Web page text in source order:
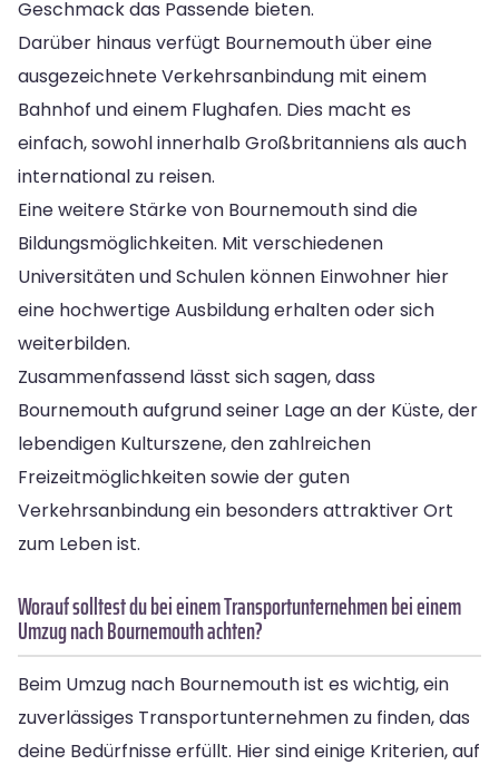
Geschmack das Passende bieten.
Darüber hinaus verfügt Bournemouth über eine
ausgezeichnete Verkehrsanbindung mit einem
Bahnhof und einem Flughafen. Dies macht es
einfach, sowohl innerhalb Großbritanniens als auch
international zu reisen.
Eine weitere Stärke von Bournemouth sind die
Bildungsmöglichkeiten. Mit verschiedenen
Universitäten und Schulen können Einwohner hier
eine hochwertige Ausbildung erhalten oder sich
weiterbilden.
Zusammenfassend lässt sich sagen, dass
Bournemouth aufgrund seiner Lage an der Küste, der
lebendigen Kulturszene, den zahlreichen
Freizeitmöglichkeiten sowie der guten
Verkehrsanbindung ein besonders attraktiver Ort
zum Leben ist.
Worauf solltest du bei einem Transportunternehmen bei einem
Umzug nach Bournemouth achten?
Beim Umzug nach Bournemouth ist es wichtig, ein
zuverlässiges Transportunternehmen zu finden, das
deine Bedürfnisse erfüllt. Hier sind einige Kriterien, auf